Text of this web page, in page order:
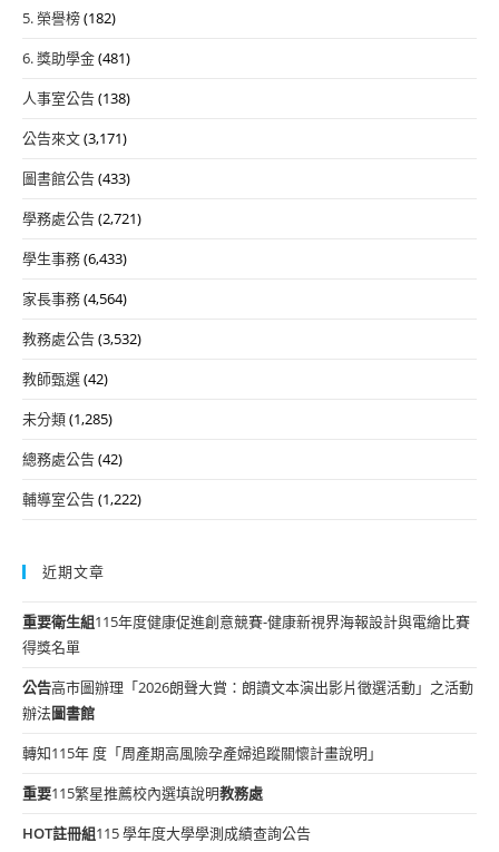
5. 榮譽榜(182)
6. 獎助學金(481)
人事室公告(138)
公告來文(3,171)
圖書館公告(433)
學務處公告(2,721)
學生事務(6,433)
家長事務(4,564)
教務處公告(3,532)
教師甄選(42)
未分類(1,285)
總務處公告(42)
輔導室公告(1,222)
近期文章
重要衛生組115年度健康促進創意競賽-健康新視界海報設計與電繪比賽
得獎名單
公告高市圖辦理「2026朗聲大賞：朗讀文本演出影片徵選活動」之活動
辦法圖書館
轉知115年 度「周產期高風險孕產婦追蹤關懷計畫說明」
重要115繁星推薦校內選填說明教務處
HOT註冊組115 學年度大學學測成績查詢公告